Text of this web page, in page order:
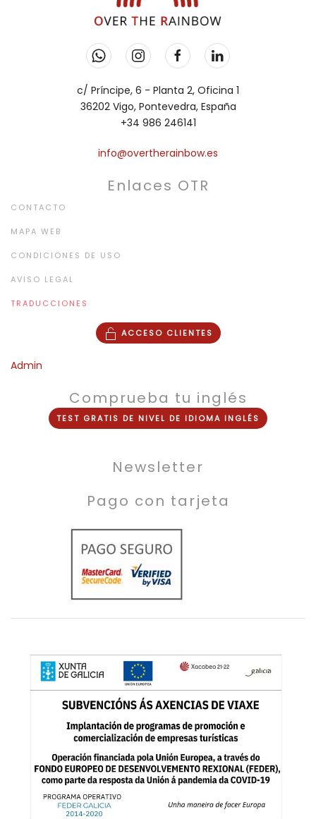
c/ Príncipe, 6 - Planta 2, Oficina 1
36202 Vigo, Pontevedra, España
+34 986 246141
info@overtherainbow.es
Enlaces OTR
CONTACTO
MAPA WEB
CONDICIONES DE USO
AVISO LEGAL
TRADUCCIONES
ACCESO CLIENTES
Admin
Comprueba tu inglés
TEST GRATIS DE NIVEL DE IDIOMA INGLÉS
Newsletter
Pago con tarjeta